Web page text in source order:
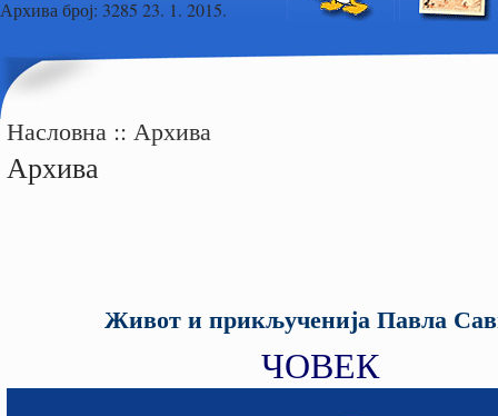
Архива број: 3285 23. 1. 2015.
Насловна :: Архива
Архива
Живот и прикљученија Павла
ЧОВЕК